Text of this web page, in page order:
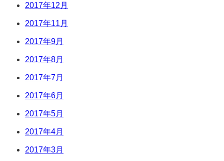
2017年12月
2017年11月
2017年9月
2017年8月
2017年7月
2017年6月
2017年5月
2017年4月
2017年3月